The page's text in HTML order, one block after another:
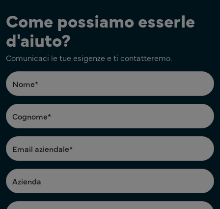
Come possiamo esserle
d'aiuto?
Comunicaci le tue esigenze e ti contatteremo.